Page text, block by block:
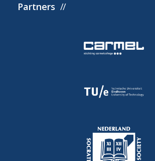
Partners